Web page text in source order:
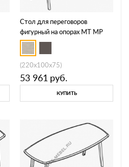
Стол для переговоров
фигурный на опорах МТ МР
Б1Б 144
(220x100x75)
53 961 руб.
КУПИТЬ